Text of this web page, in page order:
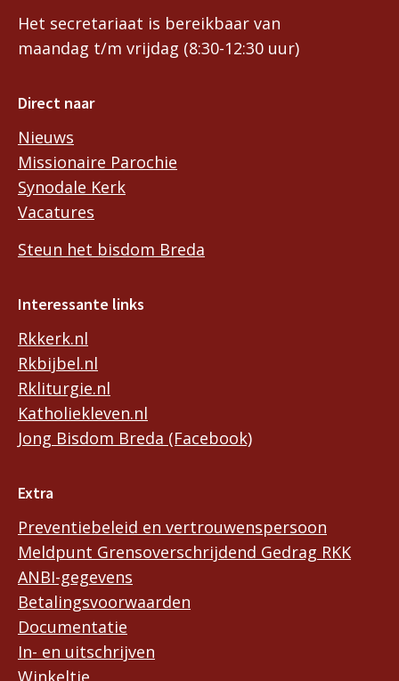
Het secretariaat is bereikbaar van
maandag t/m vrijdag (8:30-12:30 uur)
Direct naar
Nieuws
Missionaire Parochie
Synodale Kerk
Vacatures
Steun het bisdom Breda
Interessante links
Rkkerk.nl
Rkbijbel.nl
Rkliturgie.nl
Katholiekleven.nl
Jong Bisdom Breda (Facebook)
Extra
Preventiebeleid en vertrouwenspersoon
Meldpunt Grensoverschrijdend Gedrag RKK
ANBI-gegevens
Betalingsvoorwaarden
Documentatie
In- en uitschrijven